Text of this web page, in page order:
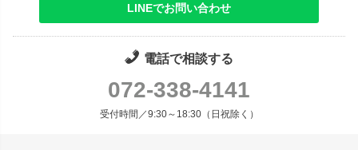
LINEでお問い合わせ
電話で相談する
072-338-4141
受付時間／9:30～18:30（日祝除く）